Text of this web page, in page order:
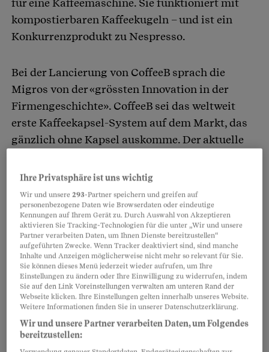
für eine Kaffeemaschine. Sie funktioniert mit
kompostierbaren Kaffeekugeln – und ist ein
Konkurrenzprodukt zu Nespresso.
Bei der Lancierung von CoffeeB sprach die
Migros von der «grössten Innovation in der
Firmengeschichte». CoffeeB sei das weltweit
erste Kaffeekapsel-System auf dem Markt, das
gänzlich ohne Kapsel auskomme. Der aktuelle
Kaffeesystem». Die grosse Erfindung der
Migros-Ingenieure ist erst acht Monate alt, doch
bereits muss sie zum Dumpingpreis verkauft
werden. Garniert mit dem bekannten
Lockangebot-Hinweis «nur solange der Vorrat
reicht».
Partnerinhalte
Ihre Privatsphäre ist uns wichtig
Wir und unsere293-Partner speichern und greifen auf
personenbezogene Daten wie Browserdaten oder eindeutige
Kennungen auf Ihrem Gerät zu. Durch Auswahl von Akzeptieren
aktivieren Sie Tracking-Technologien für die unter „Wir und unsere
Partner verarbeiten Daten, um Ihnen Dienste bereitzustellen“
aufgeführten Zwecke. Wenn Tracker deaktiviert sind, sind manche
Inhalte und Anzeigen möglicherweise nicht mehr so relevant für Sie.
Sie können dieses Menü jederzeit wieder aufrufen, um Ihre
Einstellungen zu ändern oder Ihre Einwilligung zu widerrufen, indem
Sie auf den Link Voreinstellungen verwalten am unteren Rand der
Webseite klicken. Ihre Einstellungen gelten innerhalb unseres Website.
Weitere Informationen finden Sie in unserer Datenschutzerklärung.
Wir und unsere Partner verarbeiten Daten, um Folgendes
bereitzustellen: